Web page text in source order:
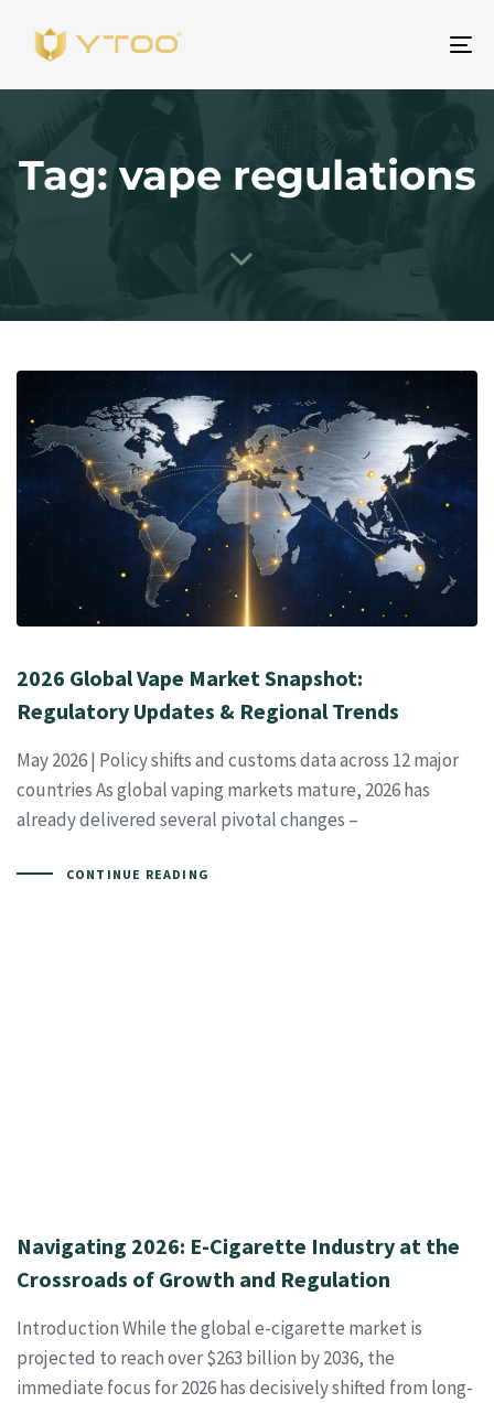
Tag: vape regulations
2026 Global Vape Market Snapshot:
Regulatory Updates & Regional Trends
May 2026 | Policy shifts and customs data across 12 major
countries As global vaping markets mature, 2026 has
already delivered several pivotal changes –
CONTINUE READING
Navigating 2026: E-Cigarette Industry at the
Crossroads of Growth and Regulation
Introduction While the global e-cigarette market is
projected to reach over $263 billion by 2036, the
immediate focus for 2026 has decisively shifted from long-